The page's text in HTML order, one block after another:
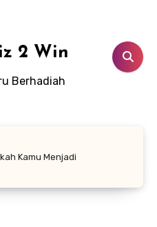
2 Win
Berhadiah
Kamu Menjadi